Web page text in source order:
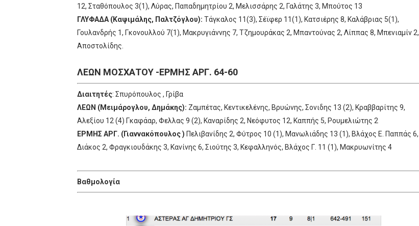
12, Σταθόπουλος 3(1), Λύρας, Παπαδημητρίου 2, Μελισσάρης 2, Γαλάτης 3, Μπούτος 13
ΓΛΥΦΑΔΑ (Καψιμάλης, Παλτζόγλου): Τάγκαλος 11(3), Σέϊφερ 11(1), Κατσιέρης 8, Καλάβριας 5(1),
Γουλανδρής 1, Γκονουλλού 7(1), Μακρυγιάννης 7, Τζημουράκας 2, Μπαντούνας 2, Λίππας 8, Μπενιαμίν 2,
Αποστολίδης.
ΛΕΩΝ ΜΟΣΧΑΤΟΥ -ΕΡΜΗΣ ΑΡΓ. 64-60
Διαιτητές: Σπυρόπουλος , Γρίβα
ΛΕΩΝ (Μειμάρογλου, Δημάκης): Ζαμπέτας, Κεντικελένης, Βρυώνης, Σονιδης 13 (2), Κραββαρίτης 9,
Αλεξίου 12 (4) Γκαφάαρ, Φελλας 9 (2), Καναρίδης 2, Νεόφυτος 12, Καππής 5, Ρουμελιώτης 2
ΕΡΜΗΣ ΑΡΓ. (Γιαννακόπουλος ) Πελιβανίδης 2, Φύτρος 10 (1), Μανωλιάδης 13 (1), Βλάχος Ε. Παππάς 6,
Διάκος 2, Φραγκιουδάκης 3, Κανίνης 6, Σιούτης 3, Κεφαλληνός, Βλάχος Γ. 11 (1), Μακρυωνίτης 4
Bαθμολογία